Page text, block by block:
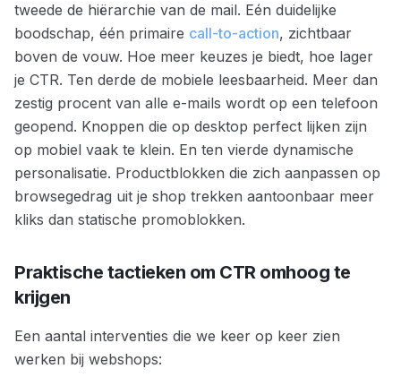
tweede de hiërarchie van de mail. Eén duidelijke
boodschap, één primaire call-to-action, zichtbaar
boven de vouw. Hoe meer keuzes je biedt, hoe lager
je CTR. Ten derde de mobiele leesbaarheid. Meer dan
zestig procent van alle e-mails wordt op een telefoon
geopend. Knoppen die op desktop perfect lijken zijn
op mobiel vaak te klein. En ten vierde dynamische
personalisatie. Productblokken die zich aanpassen op
browsegedrag uit je shop trekken aantoonbaar meer
kliks dan statische promoblokken.
Praktische tactieken om CTR omhoog te
krijgen
Een aantal interventies die we keer op keer zien
werken bij webshops: